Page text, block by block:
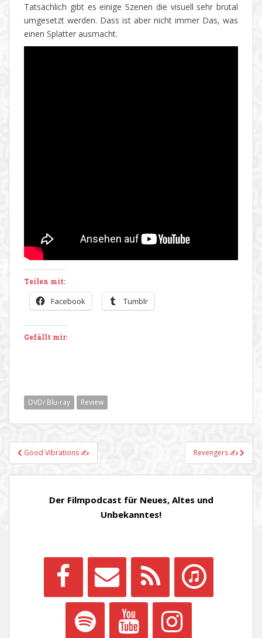
Tatsächlich gibt es einige Szenen die visuell sehr brutal
umgesetzt werden. Dass ist aber nicht immer Das, was
einen Splatter ausmacht.
Teilen mit:
Facebook Tumblr
Gefällt mir:
DVD/ Blu-ray Review
Beitragsnavigation
Good Vibrations ✍ Revengers ✍
Der Filmpodcast für Neues, Altes und
Unbekanntes!